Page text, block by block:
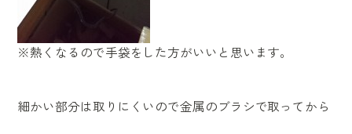
※熱くなるので手袋をした方がいいと思います。
細かい部分は取りにくいので金属のブラシで取ってから